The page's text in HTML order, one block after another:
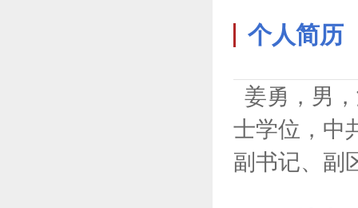
个人简历
姜勇，男
士学位，中
副书记、副